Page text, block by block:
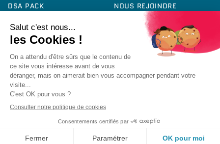
DSA PACK NOUS REJOINDRE
CONTACT RAPPORT RSE 2025
ACCESSIBILITÉ :
PARTIELLEMENT
CONFORME
© Nutrisens 2026 -Mentions Légales
Confidentialité-Politique de Cookies